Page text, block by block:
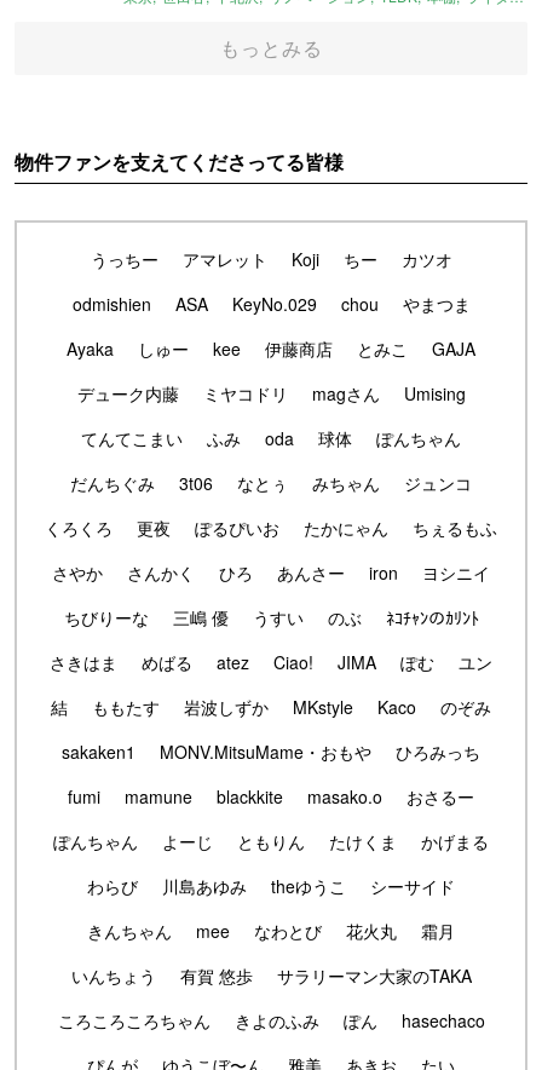
もっとみる
物件ファンを支えてくださってる皆様
うっちー アマレット Koji ちー
カツオ
odmishien
ASA KeyNo.029 chou
やまつま
Ayaka
しゅー kee 伊藤商店 とみこ
GAJA
デューク内藤
ミヤコドリ magさん
Umising
てんてこまい
ふみ oda 球体
ぽんちゃん
だんちぐみ
3t06 なとぅ みちゃん
ジュンコ
くろくろ
更夜 ぽるぴいお たかにゃん
ちぇるもふ
さやか
さんかく ひろ あんさー iron
ヨシニイ
ちびりーな
三嶋 優 うすい のぶ
ﾈｺﾁｬﾝのｶﾘﾝﾄ
さきはま
めばる atez Ciao! JIMA ぽむ
ユン
結
ももたす 岩波しずか MKstyle Kaco
のぞみ
sakaken1
MONV.MitsuMame・おもや
ひろみっち
fumi
mamune blackkite masako.o
おさるー
ぽんちゃん
よーじ ともりん たけくま
かげまる
わらび
川島あゆみ theゆうこ
シーサイド
きんちゃん
mee なわとび 花火丸
霜月
いんちょう
有賀 悠歩
サラリーマン大家のTAKA
ころころころちゃん
きよのふみ ぽん
hasechaco
ぴんが
ゆうこぼ〜ん 雅美 あきお
たい